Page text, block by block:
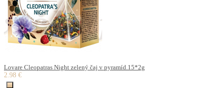
Lovare Cleopatras Night zelený čaj v pyramíd.15*2g
2.98 €